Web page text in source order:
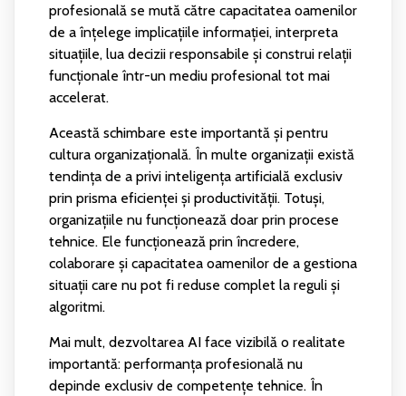
profesională se mută către capacitatea oamenilor
de a înțelege implicațiile informației, interpreta
situațiile, lua decizii responsabile și construi relații
funcționale într-un mediu profesional tot mai
accelerat.
Această schimbare este importantă și pentru
cultura organizațională. În multe organizații există
tendința de a privi inteligența artificială exclusiv
prin prisma eficienței și productivității. Totuși,
organizațiile nu funcționează doar prin procese
tehnice. Ele funcționează prin încredere,
colaborare și capacitatea oamenilor de a gestiona
situații care nu pot fi reduse complet la reguli și
algoritmi.
Mai mult, dezvoltarea AI face vizibilă o realitate
importantă: performanța profesională nu
depinde exclusiv de competențe tehnice. În